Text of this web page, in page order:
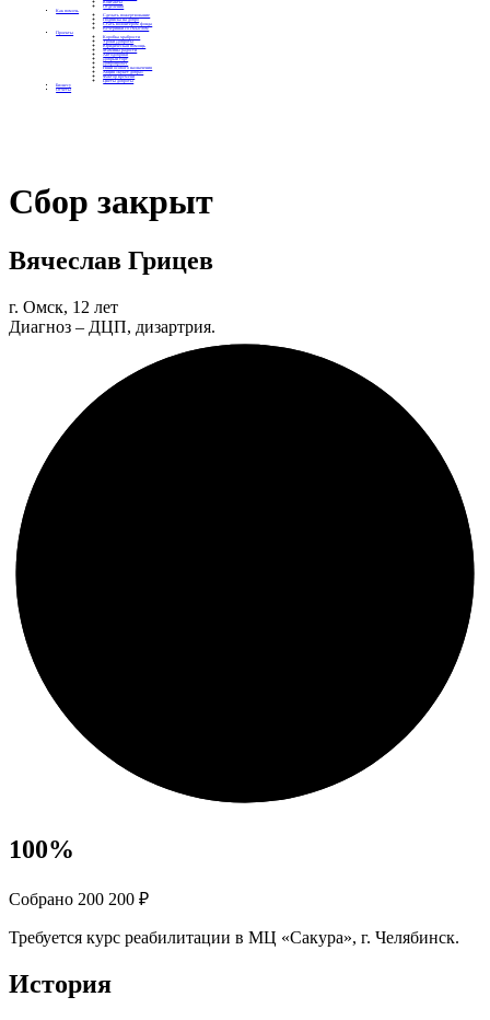
Контакты
Отделения
Как помочь
Сделать пожертвование
Подписка на добро
Стать волонтером фонда
Вечеринки со смыслом
Проекты
Коробка храбрости
Уроки Доброты
Юридическая помощь
Мамины радости
Автодобряки
Добрый торт
Добропробег
Няни особого назначения
Акция «Букет добра»
Фактор времени
Цветы доброты
Бизнесу
Отчеты
Сбор закрыт
Вячеслав Грицев
г. Омск, 12 лет
Диагноз – ДЦП, дизартрия.
100%
Собрано 200 200 ₽
Требуется курс реабилитации в МЦ «Сакура», г. Челябинск.
История